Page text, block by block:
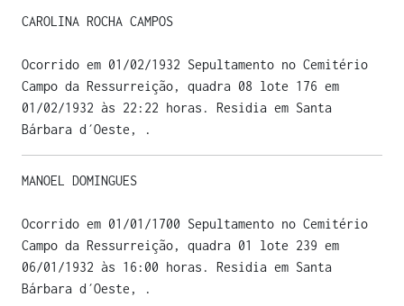
CAROLINA ROCHA CAMPOS
Ocorrido em 01/02/1932 Sepultamento no Cemitério
Campo da Ressurreição, quadra 08 lote 176 em
01/02/1932 às 22:22 horas. Residia em Santa
Bárbara d´Oeste, .
MANOEL DOMINGUES
Ocorrido em 01/01/1700 Sepultamento no Cemitério
Campo da Ressurreição, quadra 01 lote 239 em
06/01/1932 às 16:00 horas. Residia em Santa
Bárbara d´Oeste, .